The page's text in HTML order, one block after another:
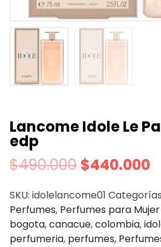
Lancome Idole Le
edp
$490.000 $440.000
SKU: idolelancome01
Perfumes, Perfumes para Mujer
bogota,canacue,colombia,
perfumeria, perfumes,